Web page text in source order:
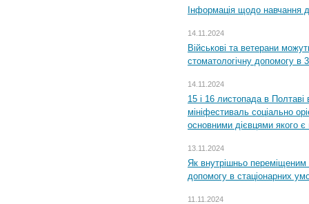
Інформація щодо навчання
14.11.2024
Військові та ветерани
стоматологічну допомогу в
14.11.2024
15 і 16 листопада в
мініфестиваль соціально
основними дієвцями якого є
13.11.2024
Як внутрішньо переміщеним
допомогу в стаціонарних
11.11.2024